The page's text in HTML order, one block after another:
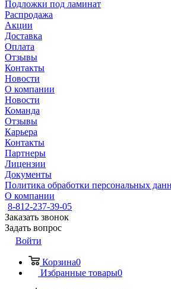
Подложки под ламинат
Распродажа
Акции
Доставка
Оплата
Отзывы
Контакты
Новости
О компании
Новости
Команда
Отзывы
Карьера
Контакты
Партнеры
Лицензии
Документы
Политика обработки персональных
О компании
8-812-237-39-05
Заказать звонок
Задать вопрос
Войти
Корзина0
Избранные товары0